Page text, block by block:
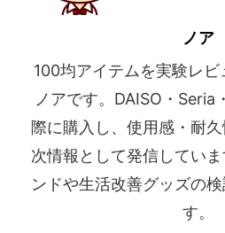
ノア
100均アイテムを実験レ
ノアです。DAISO・Seria
際に購入し、使用感・耐
次情報として発信してい
ンドや生活改善グッズの
す。